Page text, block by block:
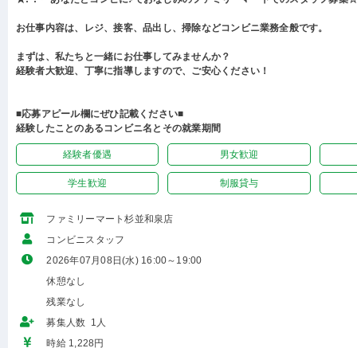
お仕事内容は、レジ、接客、品出し、掃除などコンビニ業務全般です。
まずは、私たちと一緒にお仕事してみませんか？
経験者大歓迎、丁寧に指導しますので、ご安心ください！
■応募アピール欄にぜひ記載ください■
経験したことのあるコンビニ名とその就業期間
経験者優遇 男女歓迎
学生歓迎 制服貸与
ファミリーマート杉並和泉店
コンビニスタッフ
2026年07月08日(水) 16:00～19:00
休憩なし
残業なし
募集人数 1人
時給 1,228円